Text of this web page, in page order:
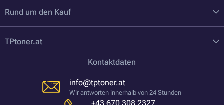
Rund um den Kauf
TPtoner.at
Kontaktdaten
info@tptoner.at
Wir antworten innerhalb von 24 Stunden